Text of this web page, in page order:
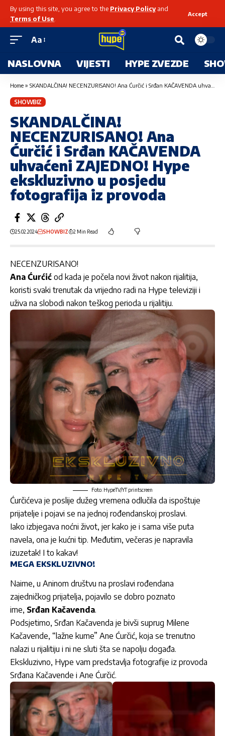
By using this site, you agree to the Privacy Policyand
Terms of Use
Accept
Aa
NASLOVNA VIJESTI HYPE ZVEZDE
Home » SKANDALČINA! NECENZURISANO! Ana Ćurčić i Srđan KAČAVENDA uhvaćeni ZAJEDNO! Hype ekskluzivno u posjedu fotografija iz provoda
SHOWBIZ
SKANDALČINA!
NECENZURISANO! Ana
Ćurčić i Srđan KAČAVENDA
uhvaćeni ZAJEDNO! Hype
ekskluzivno u posjedu
fotografija iz provoda
25.02.2024 SHOWBIZ 2 Min Read
NECENZURISANO!
Ana Ćurćić od kada je počela novi život nakon rijalitija,
koristi svaki trenutak da vrijedno radi na Hype televiziji i
uživa na slobodi nakon teškog perioda u rijalitiju.
Foto: HypeTV/YT printscreen
Ćurčićeva je poslije dužeg vremena odlučila da ispoštuje
prijatelje i pojavi se na jednoj rođendanskoj proslavi.
Iako izbjegava noćni život, jer kako je i sama više puta
navela, ona je kućni tip. Međutim, večeras je napravila
izuzetak! I to kakav!
MEGA EKSKLUZIVNO!
Naime, u Aninom društvu na proslavi rođendana
zajedničkog prijatelja, pojavilo se dobro poznato
ime, Srđan Kačavenda.
Podsjetimo, Srđan Kačavenda je bivši suprug Milene
Kačavende, “lažne kume” Ane Ćurčić, koja se trenutno
nalazi u rijalitiju i ni ne sluti šta se napolju događa.
Ekskluzivno, Hype vam predstavlja fotografije iz provoda
Srđana Kačavende i Ane Ćurčić.